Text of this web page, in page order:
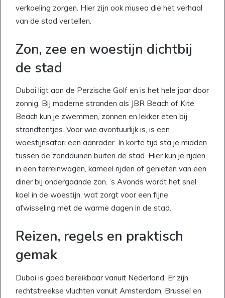
verkoeling zorgen. Hier zijn ook musea die het verhaal
van de stad vertellen.
Zon, zee en woestijn dichtbij
de stad
Dubai ligt aan de Perzische Golf en is het hele jaar door
zonnig. Bij moderne stranden als JBR Beach of Kite
Beach kun je zwemmen, zonnen en lekker eten bij
strandtentjes. Voor wie avontuurlijk is, is een
woestijnsafari een aanrader. In korte tijd sta je midden
tussen de zandduinen buiten de stad. Hier kun je rijden
in een terreinwagen, kameel rijden of genieten van een
diner bij ondergaande zon. ’s Avonds wordt het snel
koel in de woestijn, wat zorgt voor een fijne
afwisseling met de warme dagen in de stad.
Reizen, regels en praktisch
gemak
Dubai is goed bereikbaar vanuit Nederland. Er zijn
rechtstreekse vluchten vanuit Amsterdam, Brussel en